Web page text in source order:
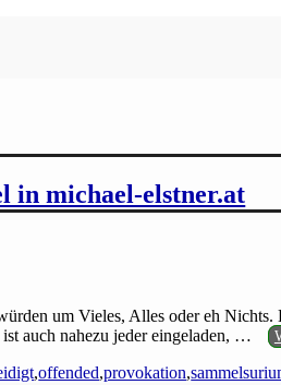
in michael-elstner.at
um Vieles, Alles oder eh
auch nahezu jeder eingeladen, …
,offended,provokation,